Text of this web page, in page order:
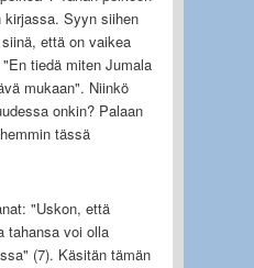
kirjassa. Syyn siihen
että on vaikea
tiedä miten Jumala
mukaan". Niinkö
onkin? Palaan
tässä
"Uskon, että
tahansa voi olla
(7). Käsitän tämän